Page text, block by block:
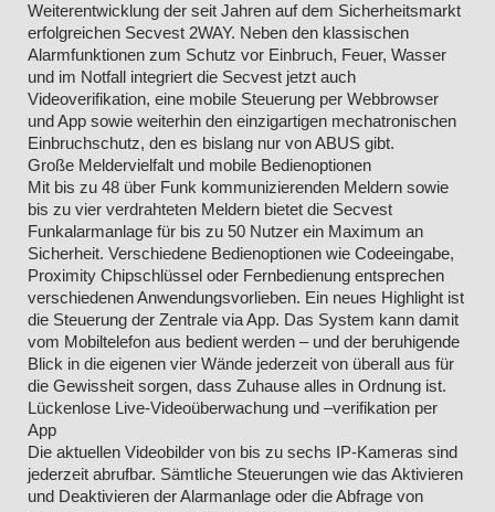
Weiterentwicklung der seit Jahren auf dem Sicherheitsmarkt
erfolgreichen Secvest 2WAY. Neben den klassischen
Alarmfunktionen zum Schutz vor Einbruch, Feuer, Wasser
und im Notfall integriert die Secvest jetzt auch
Videoverifikation, eine mobile Steuerung per Webbrowser
und App sowie weiterhin den einzigartigen mechatronischen
Einbruchschutz, den es bislang nur von ABUS gibt.
Große Meldervielfalt und mobile Bedienoptionen
Mit bis zu 48 über Funk kommunizierenden Meldern sowie
bis zu vier verdrahteten Meldern bietet die Secvest
Funkalarmanlage für bis zu 50 Nutzer ein Maximum an
Sicherheit. Verschiedene Bedienoptionen wie Codeeingabe,
Proximity Chipschlüssel oder Fernbedienung entsprechen
verschiedenen Anwendungsvorlieben. Ein neues Highlight ist
die Steuerung der Zentrale via App. Das System kann damit
vom Mobiltelefon aus bedient werden – und der beruhigende
Blick in die eigenen vier Wände jederzeit von überall aus für
die Gewissheit sorgen, dass Zuhause alles in Ordnung ist.
Lückenlose Live-Videoüberwachung und –verifikation per
App
Die aktuellen Videobilder von bis zu sechs IP-Kameras sind
jederzeit abrufbar. Sämtliche Steuerungen wie das Aktivieren
und Deaktivieren der Alarmanlage oder die Abfrage von